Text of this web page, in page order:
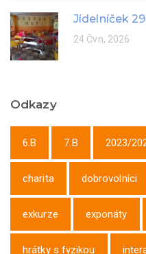
Jídelníček
24 Čvn, 2026
Odkazy
6.B 7.B 2023/
charita dobrovolníci
exkurze exponáty
hrátky s fyzikou